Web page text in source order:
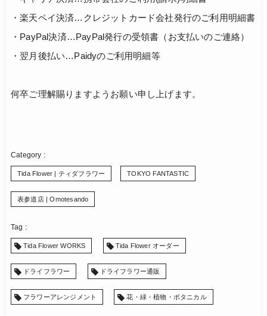
・楽天ペイ決済…クレジットカード会社発行のご利用明細書
・PayPal決済…PayPal発行の受領書（お支払いのご連絡）
・翌月後払い…Paidyのご利用明細等
何卒ご理解賜りますようお願い申し上げます。
Tida Flower | ティダフラワー TOKYO FANTASTIC
表参道店 | Omotesando
Tida Flower WORKS Tida Flower オーダー
ドライフラワー ドライフラワー通販
フラワーアレンジメント 花・緑・植物・ボタニカル